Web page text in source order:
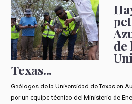
de
Texas...
Geólogos de la Universidad de Texas en
por un equipo técnico del Ministerio de